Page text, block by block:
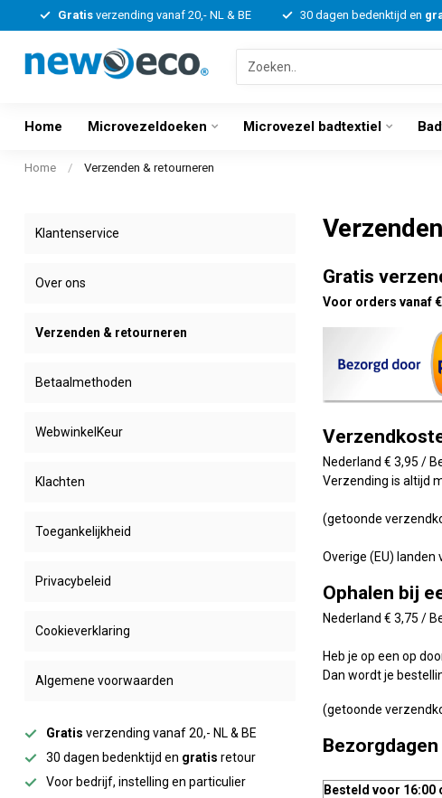
Gratisverzending vanaf 20,- NL & BE 30 dagen bedenktijd en
Home Microvezeldoeken Microvezel badtextiel
Home / Verzenden & retourneren
Klantenservice
Over ons
Verzenden & retourneren
Betaalmethoden
WebwinkelKeur
Klachten
Toegankelijkheid
Privacybeleid
Cookieverklaring
Algemene voorwaarden
Gratis verzending vanaf 20,- NL & BE
30 dagen bedenktijd en gratis retour
Voor bedrijf, instelling en particulier
Gratis
Voor orders vanaf
Nederland € 3,95 /
Verzending is altijd
(getoonde
Overige (EU)
Ophalen bij
Nederland € 3,75 /
Heb je op een op
Dan wordt je
(getoonde
Bezorgdagen
Besteld voor 16:00